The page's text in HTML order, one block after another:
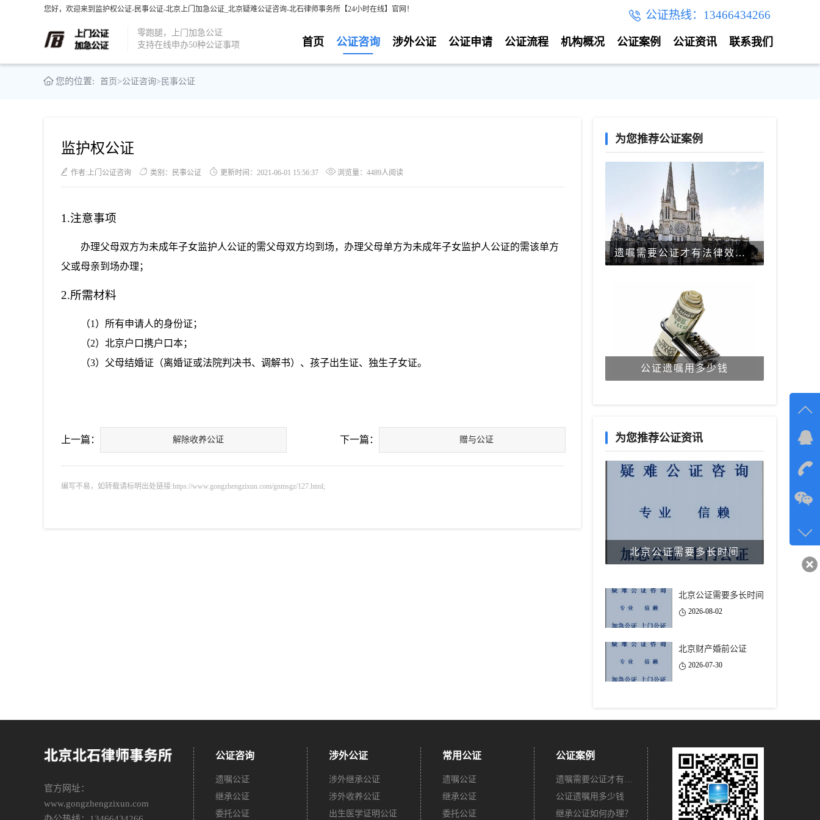
您好，欢迎来到监护权公证-民事公证-北京上门加急公证_北京疑难公证咨询-北石律师事务所【24小时在线】官网！ 公证热线：13466434266
零跑腿，上门加急公证
支持在线申办50种公证事项
联系我们
公证资讯
公证案例
机构概况
公证流程
公证申请
涉外公证
公证咨询
首页
您的位置: 首页>公证咨询> 民事公证
监护权公证
作者:上门公证咨询 类别：民事公证 更新时间：2021-06-01 15:56:37 浏览量：4489人阅读
1.注意事项
办理父母双方为未成年子女监护人公证的需父母双方均到场，办理父母单方为未成年子女监护人公证的需该单方
父或母亲到场办理；
2.所需材料
（1）所有申请人的身份证；
（2）北京户口携户口本；
（3）父母结婚证（离婚证或法院判决书、调解书）、孩子出生证、独生子女证。
上一篇： 解除收养公证 下一篇： 赠与公证
编写不易，如转载请标明出处链接:https://www.gongzhengzixun.com/gnmsgz/127.html;
为您推荐公证案例
遗嘱需要公证才有法律效力吗？
公证遗嘱用多少钱
为您推荐公证资讯
北京公证需要多长时间
北京公证需要多长时间
2026-08-02
北京财产婚前公证
2026-07-30
官方网址：
www.gongzhengzixun.com
公证咨询
遗嘱公证
继承公证
委托公证
涉外公证
涉外继承公证
涉外收养公证
出生医学证明公证
常用公证
遗嘱公证
继承公证
委托公证
公证案例
遗嘱需要公证才有法律效力吗？
公证遗嘱用多少钱
继承公证如何办理？
在线
咨询
客服